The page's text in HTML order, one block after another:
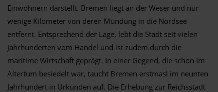
Einwohnern darstellt. Bremen liegt an der Weser und nur
wenige Kilometer von deren Mündung in die Nordsee
entfernt. Entsprechend der Lage, lebt die Stadt seit vielen
Jahrhunderten vom Handel und ist zudem durch die
maritime Wirtschaft geprägt. In einer Gegend, die schon im
Altertum besiedelt war, taucht Bremen erstmasl im neunten
Jahrhundert in Urkunden auf. Die Erhebung zur Reichsstadt